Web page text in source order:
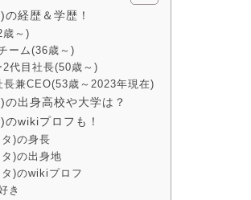
経歴＆学歴！
歳～)
ーム(36歳～)
代目社長(50歳～)
長兼CEO(53歳～2023年現在)
出身高校や大学は？
wikiプロフも！
)の身長
)の出身地
)のwikiプロフ
き